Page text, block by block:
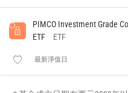
PIMCO Investment Grade
ETF
ETF
最新淨值日